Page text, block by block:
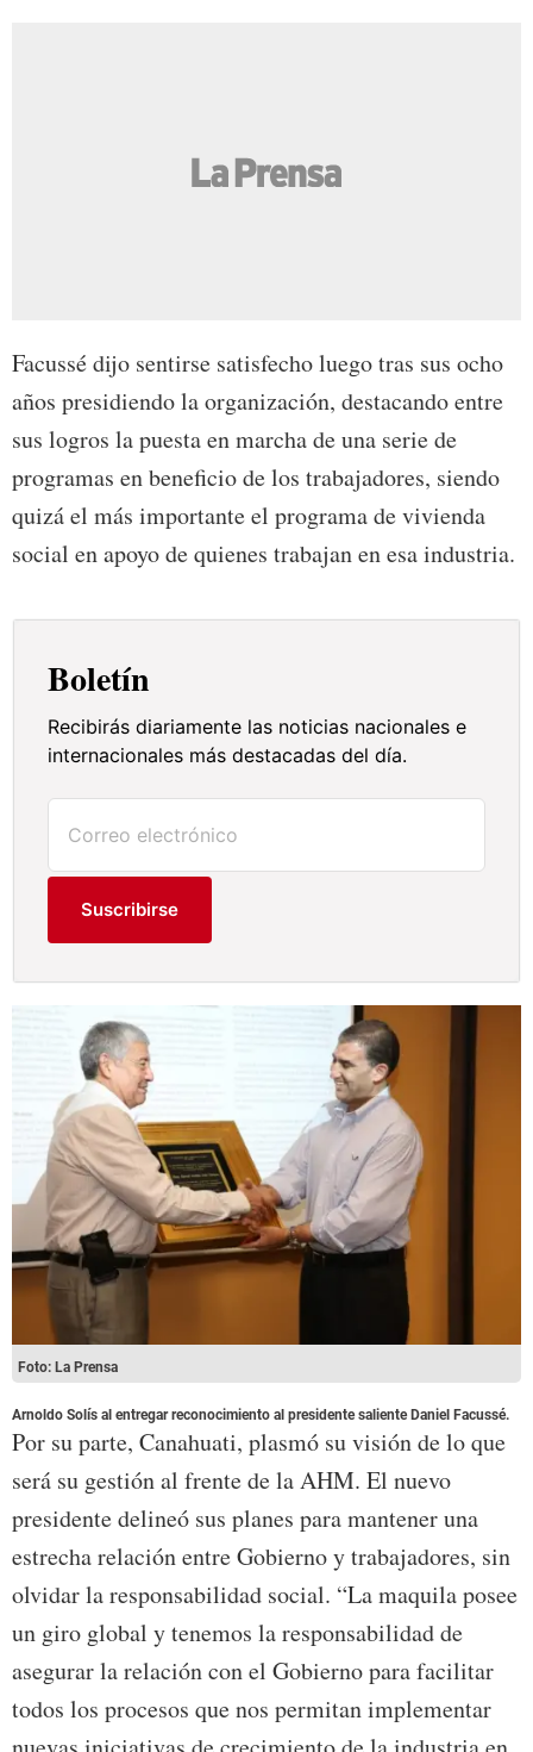
Facussé dijo sentirse satisfecho luego tras sus ocho
años presidiendo la organización, destacando entre
sus logros la puesta en marcha de una serie de
programas en beneficio de los trabajadores, siendo
quizá el más importante el programa de vivienda
social en apoyo de quienes trabajan en esa industria.
Boletín
Recibirás diariamente las noticias nacionales e
internacionales más destacadas del día.
Suscribirse
Foto: La Prensa
Arnoldo Solís al entregar reconocimiento al presidente saliente Daniel Facussé.
Por su parte, Canahuati, plasmó su visión de lo que
será su gestión al frente de la AHM. El nuevo
presidente delineó sus planes para mantener una
estrecha relación entre Gobierno y trabajadores, sin
olvidar la responsabilidad social. “La maquila posee
un giro global y tenemos la responsabilidad de
asegurar la relación con el Gobierno para facilitar
todos los procesos que nos permitan implementar